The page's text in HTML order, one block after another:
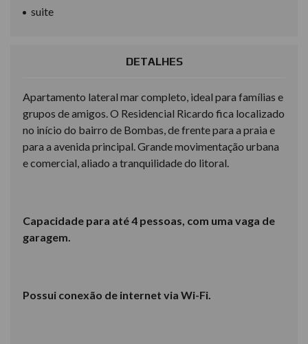
suite
DETALHES
Apartamento lateral mar completo, ideal para famílias e
grupos de amigos. O Residencial Ricardo fica localizado
no início do bairro de Bombas, de frente para a praia e
para a avenida principal. Grande movimentação urbana
e comercial, aliado a tranquilidade do litoral.
Capacidade para até 4 pessoas, com uma vaga de
garagem.
Possui conexão de internet via Wi-Fi.